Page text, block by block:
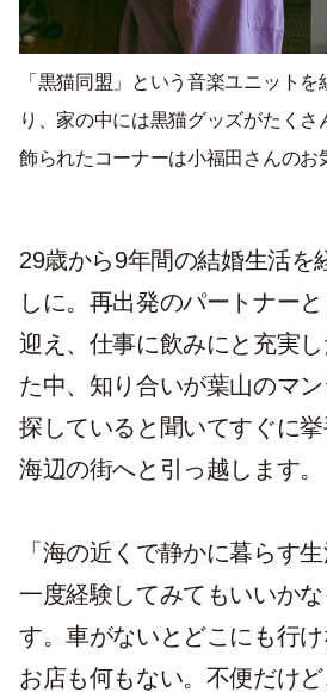
「黒猫同盟」という音楽ユニット
り、家の中には黒猫グッズがたく
飾られたコーナーは小福田さんのお
29歳から9年間の結婚生活を
しに。再出発のパートナー
迎え、仕事に飲みにと充実
た中、知り合いが葉山のマ
探していると聞いてすぐに
海辺の街へと引っ越します。
「海の近くで静かに暮らす
一度経験してみてもいいか
す。車がないとどこにも行
お店も何もない。不便だけ